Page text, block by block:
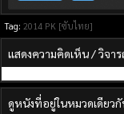
Tag: 2014 PK [ซับไทย]
แสดงความคิดเห็น / วิจ
ดูหนังที่อยู่ในหมวดเดียว